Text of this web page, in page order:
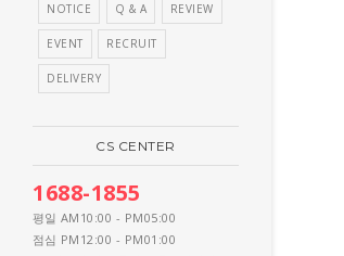
NOTICE Q & A REVIEW
EVENT RECRUIT
DELIVERY
CS CENTER
1688-1855
평일 AM10:00 - PM05:00
점심 PM12:00 - PM01:00